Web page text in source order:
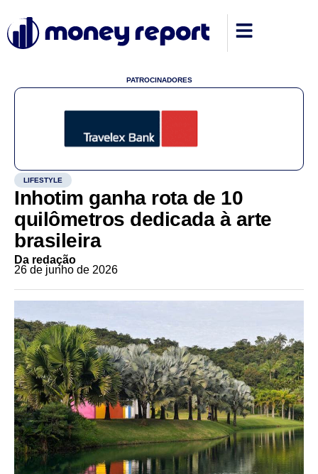
PATROCINADORES
LIFESTYLE
Inhotim ganha rota de 10
quilômetros dedicada à arte
brasileira
Da redação
26 de junho de 2026